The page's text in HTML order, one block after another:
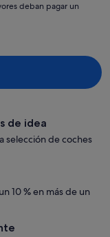
deban pagar un
de idea
selección de coches
10 % en más de un